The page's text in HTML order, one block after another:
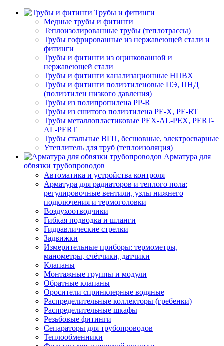
Трубы и фитинги
Медные трубы и фитинги
Теплоизолированные трубы (теплотрассы)
Трубы гофрированные из нержавеющей стали и
фитинги
Трубы и фитинги из оцинкованной и
нержавеющей стали
Трубы и фитинги канализационные НПВХ
Трубы и фитинги полиэтиленовые ПЭ, ПНД
(полиэтилен низкого давления)
Трубы из полипропилена PP-R
Трубы из сшитого полиэтилена PE-X, PE-RT
Трубы металлопластиковые PEX-AL-PEX, PERT-
AL-PERT
Трубы стальные ВГП, бесшовные, электросварные
Утеплитель для труб (теплоизоляция)
Арматура для
обвязки трубопроводов
Автоматика и устройства контроля
Арматура для радиаторов и теплого пола:
регулировочные вентили, узлы нижнего
подключения и термоголовки
Воздухоотводчики
Гибкая подводка и шланги
Гидравлические стрелки
Задвижки
Измерительные приборы: термометры,
манометры, счётчики, датчики
Клапаны
Монтажные группы и модули
Обратные клапаны
Оросители спринклерные водяные
Распределительные коллекторы (гребенки)
Распределительные шкафы
Резьбовые фитинги
Сепараторы для трубопроводов
Теплообменники